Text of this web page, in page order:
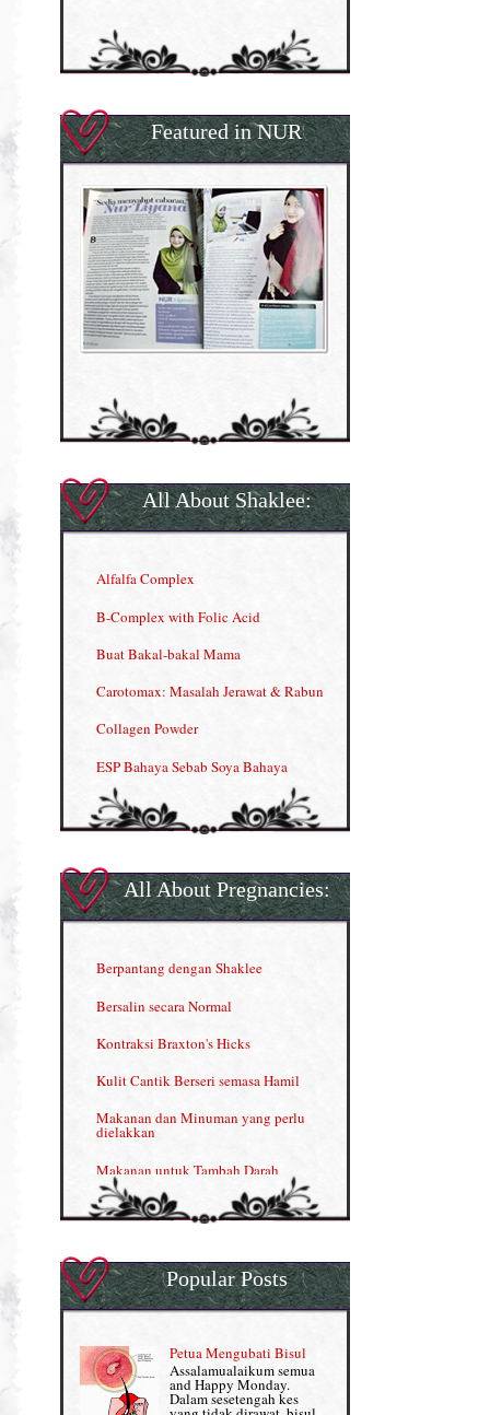
Featured in NUR
All About Shaklee:
Alfalfa Complex
B-Complex with Folic Acid
Buat Bakal-bakal Mama
Carotomax: Masalah Jerawat & Rabun
Collagen Powder
ESP Bahaya Sebab Soya Bahaya
ESP Produk Shaklee Paling HOT
Gla Complex (II)
Herbal Blend the Magic Cream
Nutrisi untuk Ikhtiar Hamil
OMEGA GUARD
Omega Guard: EPA & DHA for kids
OSTEMATRIX
Pantang Larang dalam Pengambilan
Vitamin
Penjagaan Rambut: Prosante Hair Care
Persediaan Haji & Umrah
All About Pregnancies:
Berpantang dengan Shaklee
Bersalin secara Normal
Kontraksi Braxton's Hicks
Kulit Cantik Berseri semasa Hamil
Makanan dan Minuman yang perlu
dielakkan
Makanan untuk Tambah Darah
Masalah HB rendah?
Normal VS Czer
Pemakanan Semasa Hamil
Penyusuan Bayi
Perkembangan Minda Bayi
Popular Posts
Petua Mengubati Bisul
Assalamualaikum semua
and Happy Monday.
Dalam sesetengah kes